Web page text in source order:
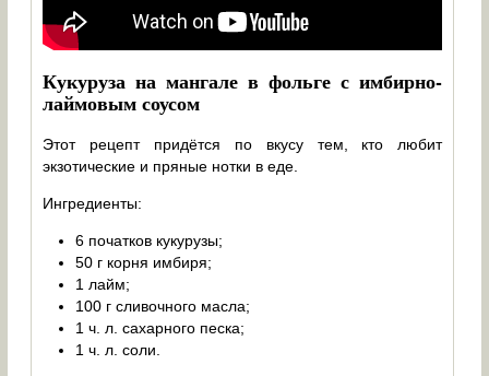
Кукуруза на мангале в фольге с имбирно-
лаймовым соусом
Этот рецепт придётся по вкусу тем, кто любит
экзотические и пряные нотки в еде.
Ингредиенты:
6 початков кукурузы;
50 г корня имбиря;
1 лайм;
100 г сливочного масла;
1 ч. л. сахарного песка;
1 ч. л. соли.